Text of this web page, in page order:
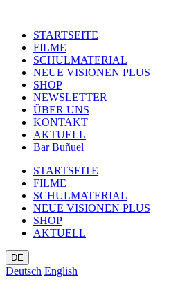
STARTSEITE
FILME
SCHULMATERIAL
NEUE VISIONEN PLUS
SHOP
NEWSLETTER
ÜBER UNS
KONTAKT
AKTUELL
Bar Buñuel
STARTSEITE
FILME
SCHULMATERIAL
NEUE VISIONEN PLUS
SHOP
AKTUELL
DE
Deutsch English